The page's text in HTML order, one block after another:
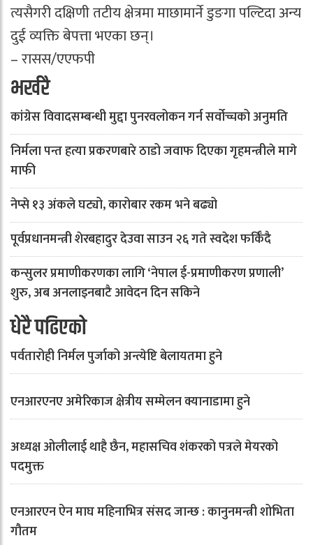
त्यसैगरी दक्षिणी तटीय क्षेत्रमा माछामार्ने डुङगा पल्टिदा अन्य
दुई व्यक्ति बेपत्ता भएका छन्।
– रासस/एएफपी
भर्खरै
कांग्रेस विवादसम्बन्धी मुद्दा पुनरवलोकन गर्न सर्वोच्चको अनुमति
निर्मला पन्त हत्या प्रकरणबारे ठाडो जवाफ दिएका गृहमन्त्रीले मागे
माफी
नेप्से १३ अंकले घट्यो, कारोबार रकम भने बढ्यो
पूर्वप्रधानमन्त्री शेरबहादुर देउवा साउन २६ गते स्वदेश फर्किँदै
कन्सुलर प्रमाणीकरणका लागि ‘नेपाल ई-प्रमाणीकरण प्रणाली’
शुरु, अब अनलाइनबाटै आवेदन दिन सकिने
धेरै पढिएको
पर्वतारोही निर्मल पुर्जाको अन्त्येष्टि बेलायतमा हुने
एनआरएनए अमेरिकाज क्षेत्रीय सम्मेलन क्यानाडामा हुने
अध्यक्ष ओलीलाई थाहै छैन, महासचिव शंकरको पत्रले मेयरको
पदमुक्त
एनआरएन ऐन माघ महिनाभित्र संसद जान्छ : कानुनमन्त्री शोभिता
गौतम